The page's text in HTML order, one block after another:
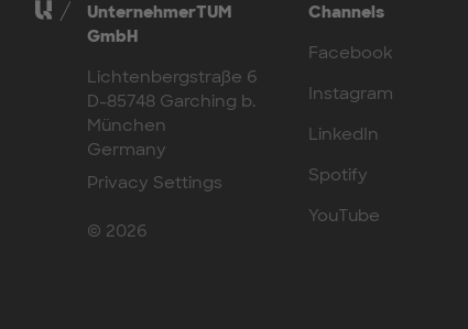
UnternehmerTUM
GmbH
Lichtenbergstraße 6
D-85748 Garching b.
München
Germany
Privacy Settings
© 2026
Channels
Facebook
Instagram
LinkedIn
Spotify
YouTube